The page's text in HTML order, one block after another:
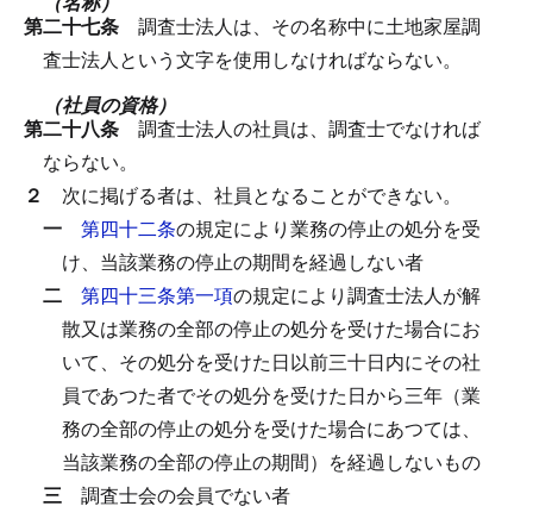
第二十七条 調査士法人は、その名称中に土地家屋調
査士法人という文字を使用しなければならない。
（社員の資格）
第二十八条 調査士法人の社員は、調査士でなければ
ならない。
２ 次に掲げる者は、社員となることができない。
一 第四十二条の規定により業務の停止の処分を受
け、当該業務の停止の期間を経過しない者
二 第四十三条第一項の規定により調査士法人が解
散又は業務の全部の停止の処分を受けた場合にお
いて、その処分を受けた日以前三十日内にその社
員であつた者でその処分を受けた日から三年（業
務の全部の停止の処分を受けた場合にあつては、
当該業務の全部の停止の期間）を経過しないもの
三 調査士会の会員でない者